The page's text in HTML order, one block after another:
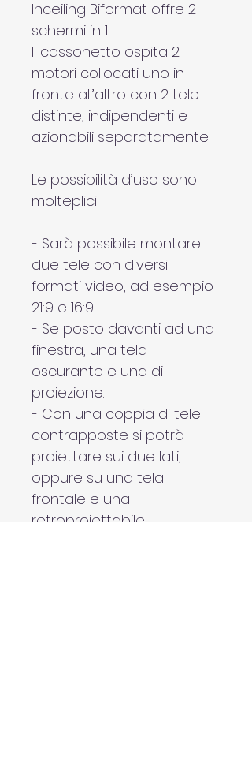
Inceiling Biformat offre 2
schermi in 1.
Il cassonetto ospita 2
motori collocati uno in
fronte all’altro con 2 tele
distinte, indipendenti e
azionabili separatamente.
Le possibilità d’uso sono
molteplici:
- Sarà possibile montare
due tele con diversi
formati video, ad esempio
21:9 e 16:9.
- Se posto davanti ad una
finestra, una tela
oscurante e una di
proiezione.
- Con una coppia di tele
contrapposte si potrà
proiettare sui due lati,
oppure su una tela
frontale e una
retroproiettabile.